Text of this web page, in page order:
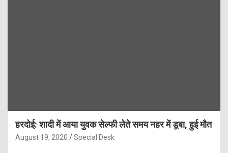
हरदोई: शादी में आया युवक सेल्फी लेते समय नहर में डूबा, हुई मौत
August 19, 2020 Special Desk